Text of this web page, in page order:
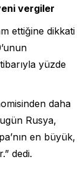
vergiler
ettiğine dikkati
yüzde
daha
Rusya,
en büyük,
dedi.